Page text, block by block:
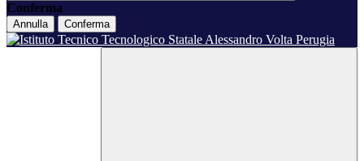
Conferma
Annulla Conferma